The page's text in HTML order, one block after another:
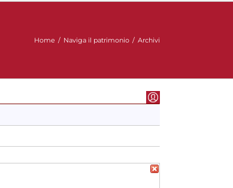
Home / Naviga il patrimonio / Archivi